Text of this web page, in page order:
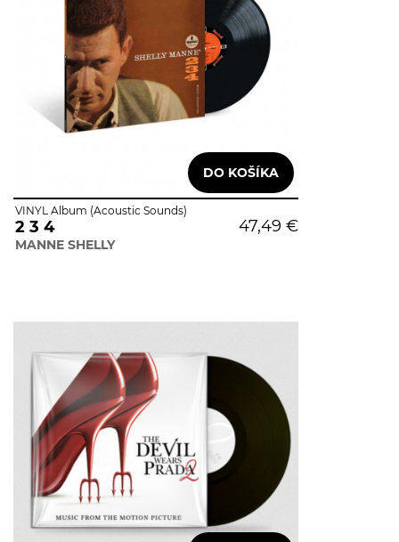
47,49 €
VINYL Album (Acoustic Sounds)
2 3 4
MANNE SHELLY